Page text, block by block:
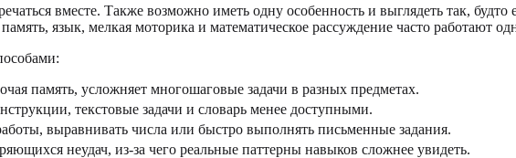
вместе. Также возможно иметь одну особенность и выглядеть так,
язык, мелкая моторика и математическое рассуждение часто работают
память, усложняет многошаговые задачи в разных предметах.
текстовые задачи и словарь менее доступными.
выравнивать числа или быстро выполнять письменные задания.
неудач, из-за чего реальные паттерны навыков сложнее увидеть.